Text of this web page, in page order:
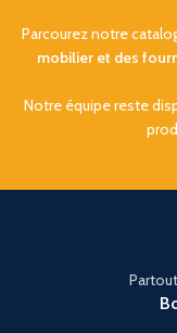
performance
Polyvalence :
disponibles de 1
(largeur standard
Capacité :
Se
un
mesure.
Parcourez notre
mobilier et des
Notre équipe reste